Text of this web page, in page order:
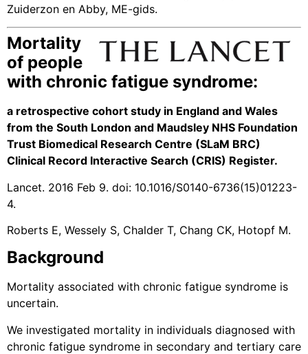
Zuiderzon en Abby, ME-gids.
Mortality
of people
with chronic fatigue syndrome:
a retrospective cohort study in England and Wales
from the South London and Maudsley NHS Foundation
Trust Biomedical Research Centre (SLaM BRC)
Clinical Record Interactive Search (CRIS) Register.
Lancet. 2016 Feb 9. doi: 10.1016/S0140-6736(15)01223-
4.
Roberts E, Wessely S, Chalder T, Chang CK, Hotopf M.
Background
Mortality associated with chronic fatigue syndrome is
uncertain.
We investigated mortality in individuals diagnosed with
chronic fatigue syndrome in secondary and tertiary care